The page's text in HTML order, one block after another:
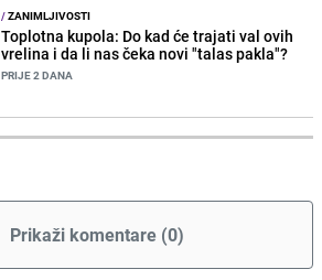
/ZANIMLJIVOSTI
Toplotna kupola: Do kad će trajati val ovih
vrelina i da li nas čeka novi "talas pakla"?
PRIJE 2 DANA
Prikaži komentare (0)